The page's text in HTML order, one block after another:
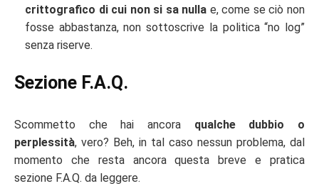
crittografico di cui non si sa nulla e, come se ciò non
fosse abbastanza, non sottoscrive la politica “no log”
senza riserve.
Sezione F.A.Q.
Scommetto che hai ancora qualche dubbio o
perplessità, vero? Beh, in tal caso nessun problema, dal
momento che resta ancora questa breve e pratica
sezione F.A.Q. da leggere.